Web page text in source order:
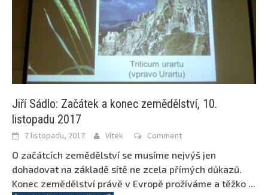
Jiří Sádlo: Začátek a konec zemědělství, 10.
listopadu 2017
7 listopadu, 2017 Vítek Comment
O začátcích zemědělství se musíme nejvýš jen
dohadovat na základě sítě ne zcela přímých důkazů.
Konec zemědělství právě v Evropě prožíváme a těžko ...